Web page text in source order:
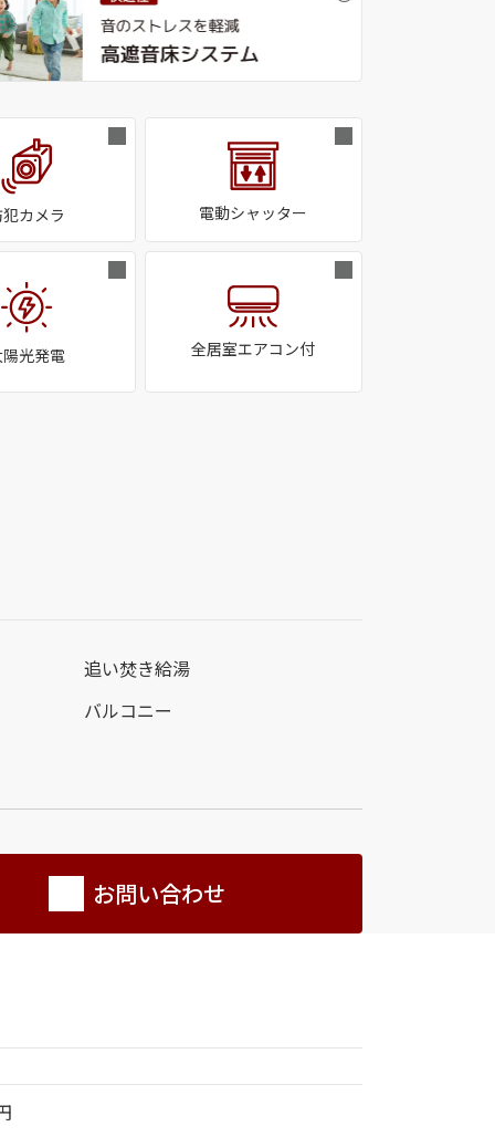
カメラ 電動シャッター
光発電 全居室エアコン付
追い焚き給湯
バルコニー
お問い合わせ